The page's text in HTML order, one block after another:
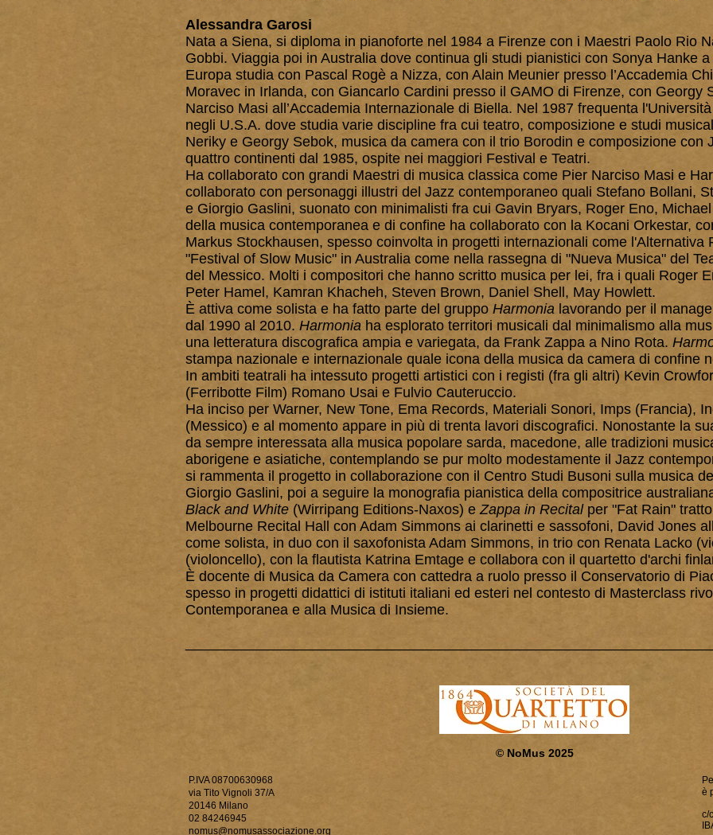
Alessandra Garosi
Nata a Siena, si diploma in pianoforte nel 1984 a Firenze con i Maestri Paolo Rio
Gobbi. Viaggia poi in Australia dove continua gli studi pianistici con Sonya Hanke
Europa studia con Pascal Rogè a Nizza, con Alain Meunier presso l’Accademia
Moravec in Irlanda, con Giancarlo Cardini presso il GAMO di Firenze, con Georgy
Narciso Masi all’Accademia Internazionale di Biella. Nel 1987 frequenta
negli U.S.A. dove studia varie discipline fra cui teatro, composizione e studi
Neriky e Georgy Sebok, musica da camera con il trio Borodin e composizione con
quattro continenti dal 1985, ospite nei maggiori Festival e Teatri.
Ha collaborato con grandi Maestri di musica classica come Pier Narciso Masi e
collaborato con personaggi illustri del Jazz contemporaneo quali Stefano Bollani,
e Giorgio Gaslini, suonato con minimalisti fra cui Gavin Bryars, Roger Eno,
della musica contemporanea e di confine ha collaborato con la Kocani Orkestar,
Markus Stockhausen, spesso coinvolta in progetti internazionali come l'Alternativa
"Festival of Slow Music" in Australia come nella rassegna di "Nueva Musica" del
del Messico. Molti i compositori che hanno scritto musica per lei, fra i quali Roger
Peter Hamel, Kamran Khacheh, Steven Brown, Daniel Shell, May Howlett.
È attiva come solista e ha fatto parte del gruppo Harmonia lavorando per il
dal 1990 al 2010. Harmonia ha esplorato territori musicali dal minimalismo alla
una letteratura discografica ampia e variegata, da Frank Zappa a Nino Rota.
stampa nazionale e internazionale quale icona della musica da camera di confine
In ambiti teatrali ha intessuto progetti artistici con i registi (fra gli altri) Kevin
(Ferribotte Film) Romano Usai e Fulvio Cauteruccio.
Ha inciso per Warner, New Tone, Ema Records, Materiali Sonori, Imps (Francia),
(Messico) e al momento appare in più di trenta lavori discografici. Nonostante la
da sempre interessata alla musica popolare sarda, macedone, alle tradizioni
aborigene e asiatiche, contemplando se pur molto modestamente il Jazz
si rammenta il progetto in collaborazione con il Centro Studi Busoni sulla musica
Giorgio Gaslini, poi a seguire la monografia pianistica della compositrice
Black and White (Wirripang Editions-Naxos) eZappa in Recitalper "Fat Rain"
Melbourne Recital Hall con Adam Simmons ai clarinetti e sassofoni, David Jones
come solista, in duo con il saxofonista Adam Simmons, in trio con Renata Lacko
(violoncello), con la flautista Katrina Emtage e collabora con il quartetto d'archi
È docente di Musica da Camera con cattedra a ruolo presso il Conservatorio di
spesso in progetti didattici di istituti italiani ed esteri nel contesto di Masterclass
Contemporanea e alla Musica di Insieme.
© NoMus 2025
P.IVA 08700630968
via Tito Vignoli 37/A
20146 Milano
02 84246945
nomus@nomusassociazione.org
è
c/